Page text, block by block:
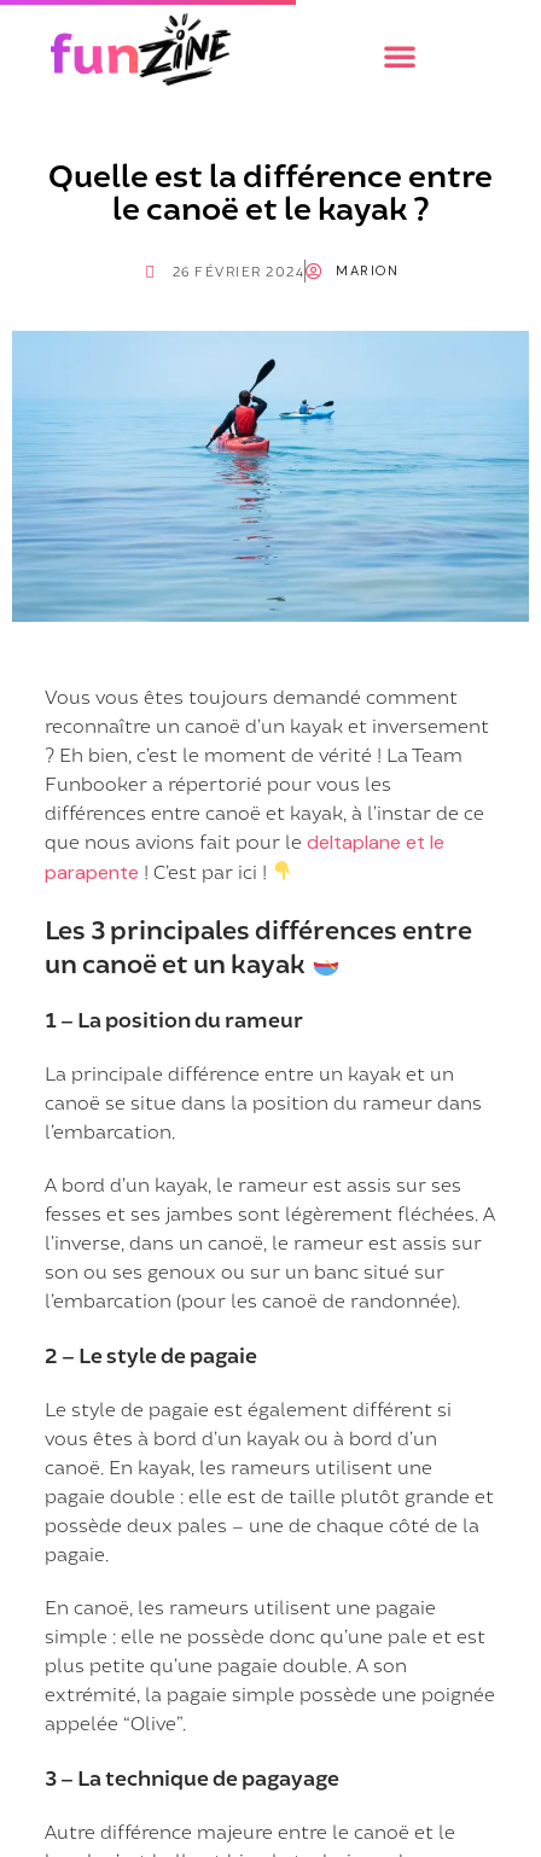
Quelle est la différence entre
le canoë et le kayak ?
26 FÉVRIER 2024 MARION
Vous vous êtes toujours demandé comment
reconnaître un canoë d’un kayak et inversement
? Eh bien, c’est le moment de vérité ! La Team
Funbooker a répertorié pour vous les
différences entre canoë et kayak, à l’instar de ce
que nous avions fait pour ledeltaplane et le
parapente ! C’est par ici !
Les 3 principales différences entre
un canoë et un kayak
1 – La position du rameur
La principale différence entre un kayak et un
canoë se situe dans la position du rameur dans
l’embarcation.
A bord d’un kayak, le rameur est assis sur ses
fesses et ses jambes sont légèrement fléchées. A
l’inverse, dans un canoë, le rameur est assis sur
son ou ses genoux ou sur un banc situé sur
l’embarcation (pour les canoë de randonnée).
2 – Le style de pagaie
Le style de pagaie est également différent si
vous êtes à bord d’un kayak ou à bord d’un
canoë. En kayak, les rameurs utilisent une
pagaie double : elle est de taille plutôt grande et
possède deux pales – une de chaque côté de la
pagaie.
En canoë, les rameurs utilisent une pagaie
simple : elle ne possède donc qu’une pale et est
plus petite qu’une pagaie double. A son
extrémité, la pagaie simple possède une poignée
appelée “Olive”.
3 – La technique de pagayage
Autre différence majeure entre le canoë et le